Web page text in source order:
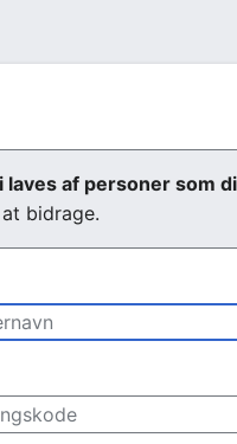
laves af personer som
bidrage.